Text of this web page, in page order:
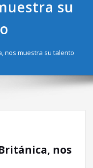
su
nos muestra su talento
Británica, nos